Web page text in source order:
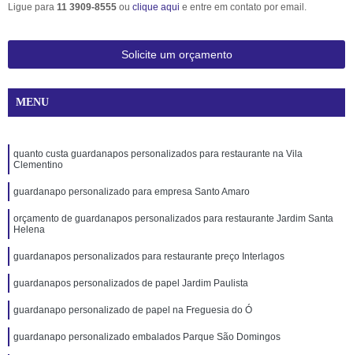
Ligue para 11 3909-8555 ou clique aqui e entre em contato por email.
Solicite um orçamento
MENU
quanto custa guardanapos personalizados para restaurante na Vila
Clementino
guardanapo personalizado para empresa Santo Amaro
orçamento de guardanapos personalizados para restaurante Jardim Santa
Helena
guardanapos personalizados para restaurante preço Interlagos
guardanapos personalizados de papel Jardim Paulista
guardanapo personalizado de papel na Freguesia do Ó
guardanapo personalizado embalados Parque São Domingos